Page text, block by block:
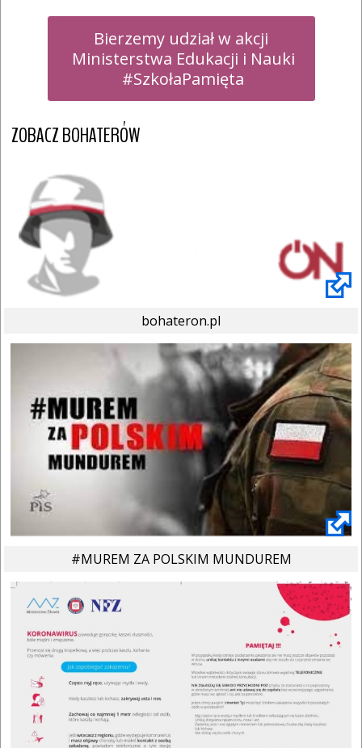
Bierzemy udział w akcji
#SzkołaPamięta
ZOBACZ BOHATERÓW
bohateron.pl
#MUREM ZA POLSKIM MUNDUREM